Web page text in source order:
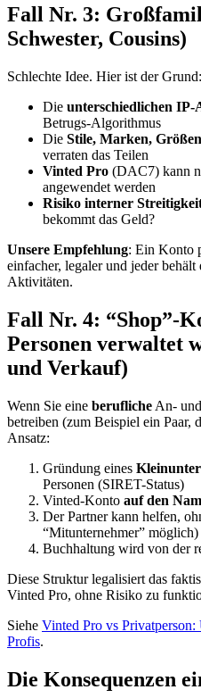
Fall Nr. 3:
Schwester, Cousins)
Schlechte Idee. Hier ist der Grund:
Die unterschiedlichen IP-
Betrugs-Algorithmus
Die Stile, Marken, Größen
verraten das Teilen
Vinted Pro (DAC7) kann
angewendet werden
Risiko interner
bekommt das Geld?
Unsere Empfehlung: Ein Konto
einfacher, legaler und jeder
Aktivitäten.
Fall Nr. 4: “Shop”-
Personen verwaltet
und Verkauf)
Wenn Sie eine berufliche An-
betreiben (zum Beispiel ein Paar,
Ansatz:
Gründung eines
Personen (SIRET-Status)
Vinted-Konto auf den
Der Partner kann helfen,
“Mitunternehmer” möglich)
Buchhaltung wird von der
Diese Struktur legalisiert das
Vinted Pro, ohne Risiko zu
Siehe Vinted Pro vs Privatperson:
Profis.
Die Konsequenzen